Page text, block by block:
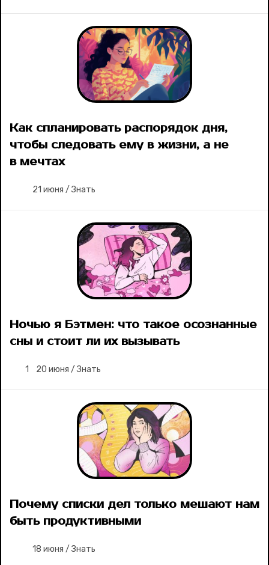
Как спланировать распорядок дня,
чтобы следовать ему в жизни, а не
в мечтах
21 июня / Знать
Ночью я Бэтмен: что такое осознанные
сны и стоит ли их вызывать
1 20 июня / Знать
Почему списки дел только мешают нам
быть продуктивными
18 июня / Знать